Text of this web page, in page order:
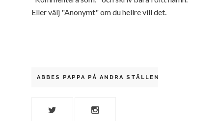
Eller välj "Anonymt" om du hellre vill det.
ABBES PAPPA PÅ ANDRA STÄLLEN